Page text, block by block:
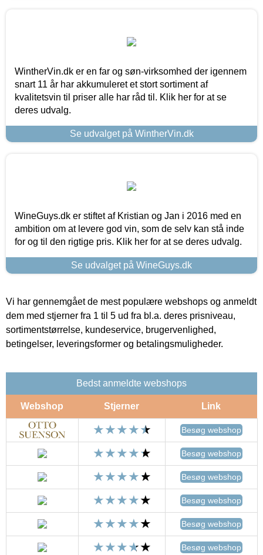
WintherVin.dk er en far og søn-virksomhed der igennem
snart 11 år har akkumuleret et stort sortiment af
kvalitetsvin til priser alle har råd til. Klik her for at se
deres udvalg.
Se udvalget på WintherVin.dk
WineGuys.dk er stiftet af Kristian og Jan i 2016 med en
ambition om at levere god vin, som de selv kan stå inde
for og til den rigtige pris. Klik her for at se deres udvalg.
Se udvalget på WineGuys.dk
Vi har gennemgået de mest populære webshops og anmeldt
dem med stjerner fra 1 til 5 ud fra bl.a. deres prisniveau,
sortimentstørrelse, kundeservice, brugervenlighed,
betingelser, leveringsformer og betalingsmuligheder.
Bedst anmeldte webshops
Webshop Stjerner Link
Besøg webshop
Besøg webshop
Besøg webshop
Besøg webshop
Besøg webshop
Besøg webshop